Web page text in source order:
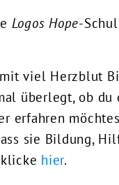
Logos Hope-
viel Herzblut
überlegt, ob du
erfahren
sie Bildung,
hier.